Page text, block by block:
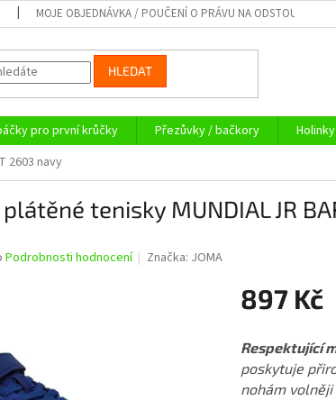
MOJE OBJEDNÁVKA / POUČENÍ O PRÁVU NA ODSTOUPENÍ OD
HLEDAT
pro první krůčky Přezůvky / bačkory
2603 navy
tenisky MUNDIAL JR
Podrobnosti hodnocení Značka: JOMA
897 Kč
cena:
Respektující
poskytuje
nohám